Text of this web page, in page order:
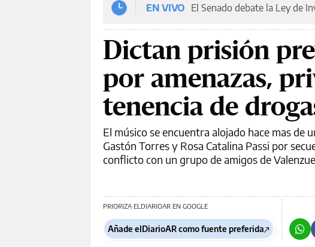
EN VIVO El Senado debate la Ley de
Dictan prisión
por amenazas,
tenencia de
El músico se encuentra alojado hace mas de
Gastón Torres y Rosa Catalina Passi por
conflicto con un grupo de amigos de
PRIORIZA ELDIARIOAR EN GOOGLE
Añade elDiarioAR como fuente preferida